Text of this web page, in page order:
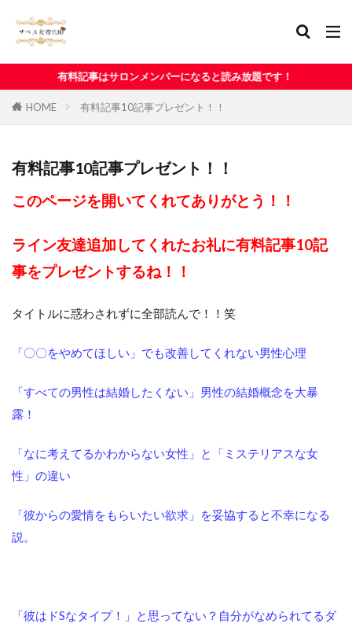
はサロンメンバーになると読み放題です！
HOME 有料記事10記事プレゼント！！
有料記事10記事プレゼント！！
このページを開いてくれてありがとう！！
ライン友達追加してくれたお礼に有料記事10記
事をプレゼントするね！！
タイトルに惑わされずに全部読んで！！笑
「〇〇をやめてほしい」でも改善してくれない男性心理
「すべての男性は結婚したくない」男性の結婚概念を大暴
露！
「なに考えてるかわからない女性」と「ミステリアスな女
性」の違い
「彼からの愛情をもらいたい欲求」を妥協すると不幸になる
説。
「彼はドSなタイプ！」と思ってない？自分がなめられてるダ